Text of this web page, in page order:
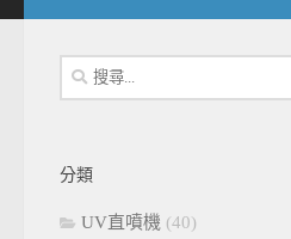
搜
尋
字:
分類
UV直噴機 (40)